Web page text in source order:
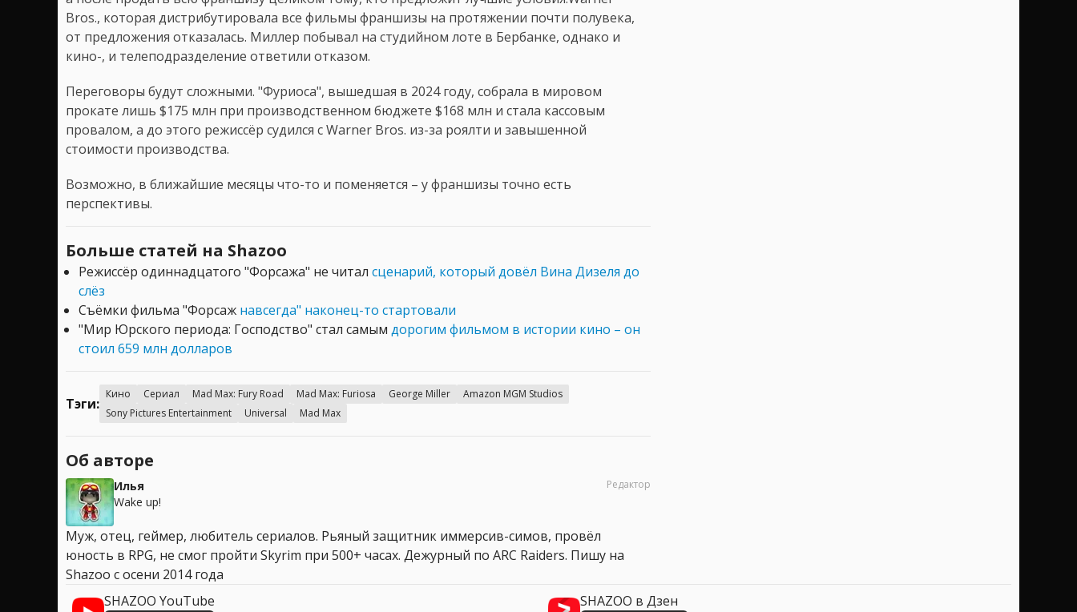
Bros., которая дистрибутировала все фильмы франшизы на протяжении почти полувека,
от предложения отказалась. Миллер побывал на студийном лоте в Бербанке, однако и
кино-, и телеподразделение ответили отказом.
Переговоры будут сложными. "Фуриоса", вышедшая в 2024 году, собрала в мировом
прокате лишь $175 млн при производственном бюджете $168 млн и стала кассовым
провалом, а до этого режиссёр судился с Warner Bros. из-за роялти и завышенной
стоимости производства.
Возможно, в ближайшие месяцы что-то и поменяется – у франшизы точно есть
перспективы.
Больше статей на Shazoo
Режиссёр одиннадцатого "Форсажа" не читал сценарий, который довёл Вина Дизеля до
слёз
Съёмки фильма "Форсаж навсегда" наконец-то стартовали
"Мир Юрского периода: Господство" стал самым дорогим фильмом в истории кино – он
стоил 659 млн долларов
Тэги:
Кино Сериал Mad Max: Fury Road Mad Max: Furiosa George Miller
Amazon MGM Studios
Sony Pictures Entertainment
Universal Mad Max
Об авторе
Илья
Wake up!
Редактор
Муж, отец, геймер, любитель сериалов. Рьяный защитник иммерсив-симов, провёл
юность в RPG, не смог пройти Skyrim при 500+ часах. Дежурный по ARC Raiders. Пишу на
Shazoo с осени 2014 года
SHAZOO YouTube
SHAZOO в Дзен